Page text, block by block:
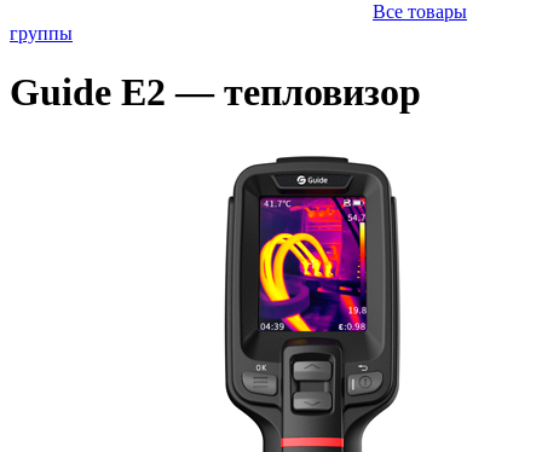
Все товары
группы
Guide E2 — тепловизор